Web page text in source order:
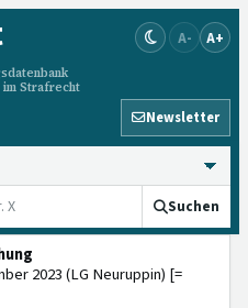
Strafrecht
A- A+
Newsletter
Suchen
2023 (LG Neuruppin) [=